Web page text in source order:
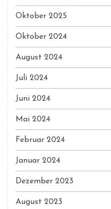
Oktober 2025
Oktober 2024
August 2024
Juli 2024
Juni 2024
Mai 2024
Februar 2024
Januar 2024
Dezember 2023
August 2023